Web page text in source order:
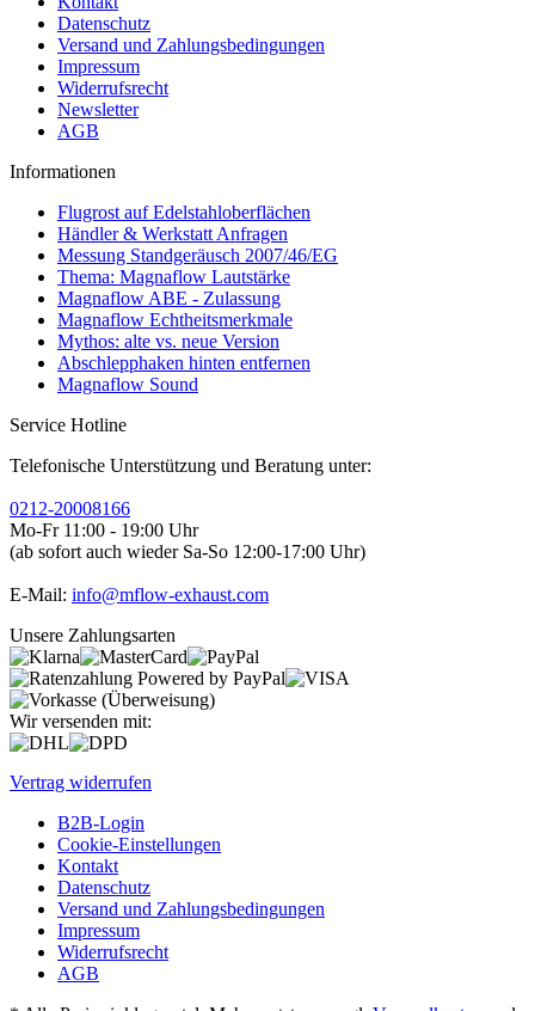
Datenschutz
Versand und Zahlungsbedingungen
Impressum
Widerrufsrecht
Newsletter
AGB
Informationen
Flugrost auf Edelstahloberflächen
Händler & Werkstatt Anfragen
Messung Standgeräusch 2007/46/EG
Thema: Magnaflow Lautstärke
Magnaflow ABE - Zulassung
Magnaflow Echtheitsmerkmale
Mythos: alte vs. neue Version
Abschlepphaken hinten entfernen
Magnaflow Sound
Service Hotline
Telefonische Unterstützung und Beratung unter:
0212-20008166
Mo-Fr 11:00 - 19:00 Uhr
(ab sofort auch wieder Sa-So 12:00-17:00 Uhr)
E-Mail: info@mflow-exhaust.com
Unsere Zahlungsarten
Wir versenden mit:
Vertrag widerrufen
B2B-Login
Cookie-Einstellungen
Kontakt
Datenschutz
Versand und Zahlungsbedingungen
Impressum
Widerrufsrecht
AGB